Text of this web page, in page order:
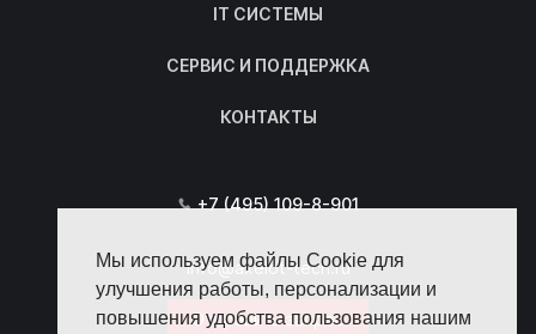
Мы используем файлы Cookie для
улучшения работы, персонализации и
повышения удобства пользования нашим
IT СИСТЕМЫ
СЕРВИС И ПОДДЕРЖКА
КОНТАКТЫ
+7 (495) 109-8-901
info@axelot-tech.ru
Отправить запрос